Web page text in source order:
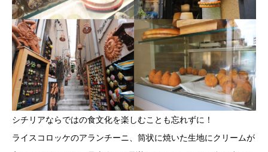
シチリアならではの食文化を楽しむことも忘れずに！
ライスコロッケのアランチーニ、筒状に焼いた生地にクリームが